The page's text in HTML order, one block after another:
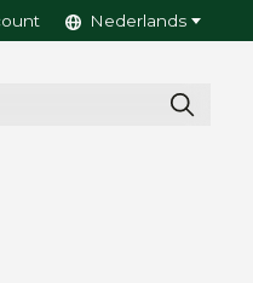
Nederlands